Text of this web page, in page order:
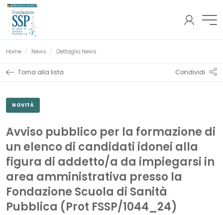
AREA
Home News Pagina corrente:
Dettaglio News
Torna alla lista Condividi
NOVITÀ
Avviso pubblico per la formazione di
un elenco di candidati idonei alla
figura di addetto/a da impiegarsi in
area amministrativa presso la
Fondazione Scuola di Sanità
Pubblica (Prot FSSP/1044_24)